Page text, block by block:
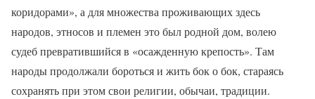
коридорами», а для множества проживающих здесь
народов, этносов и племен это был родной дом, волею
судеб превратившийся в «осажденную крепость». Там
народы продолжали бороться и жить бок о бок, стараясь
сохранять при этом свои религии, обычаи, традиции.